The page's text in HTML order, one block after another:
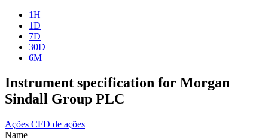
1H
1D
7D
30D
6M
Instrument specification for Morgan
Sindall Group PLC
Ações CFD de ações
Name